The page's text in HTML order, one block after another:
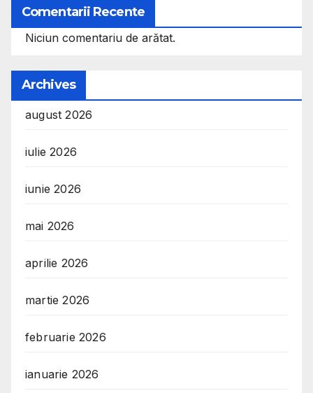
Comentarii Recente
Niciun comentariu de arătat.
Archives
august 2026
iulie 2026
iunie 2026
mai 2026
aprilie 2026
martie 2026
februarie 2026
ianuarie 2026